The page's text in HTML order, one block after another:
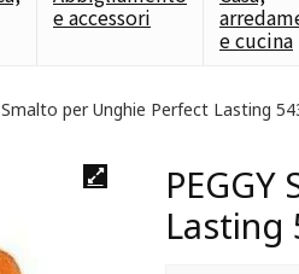
e accessori
e cucina
Smalto per Unghie Perfect Lasting
Lasting